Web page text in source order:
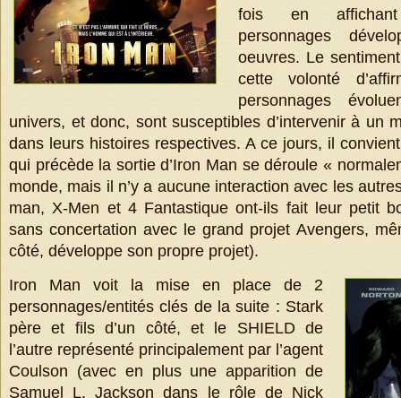
fois en
personnages
oeuvres. Le
cette volonté
personnages
univers, et donc, sont susceptibles d’intervenir à un
dans leurs histoires respectives. A ce jours, il
qui précède la sortie d’Iron Man se déroule «
monde, mais il n’y a aucune interaction avec les
man, X-Men et 4 Fantastique ont-ils fait leur petit
sans concertation avec le grand projet Avengers,
côté, développe son propre projet).
Iron Man voit la mise en place de 2
personnages/entités clés de la suite : Stark
père et fils d’un côté, et le SHIELD de
l’autre représenté principalement par l’agent
Coulson (avec en plus une apparition de
Samuel L. Jackson dans le rôle de Nick